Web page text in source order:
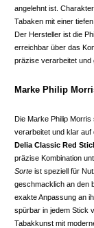
angelehnt ist.
Tabaken mit einer
Der Hersteller ist die
erreichbar über das
präzise verarbeitet und
Marke Philip
Die Marke Philip
verarbeitet und klar auf
Delia Classic Red
präzise Kombination
Sorte ist speziell für
geschmacklich an den
exakte Anpassung an
spürbar in jedem Stick
Tabakkunst mit